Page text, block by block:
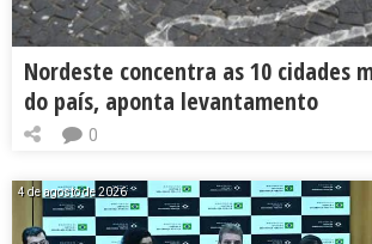
Nordeste concentra as 10 cidades
do país, aponta levantamento
0
4 de agosto de 2026